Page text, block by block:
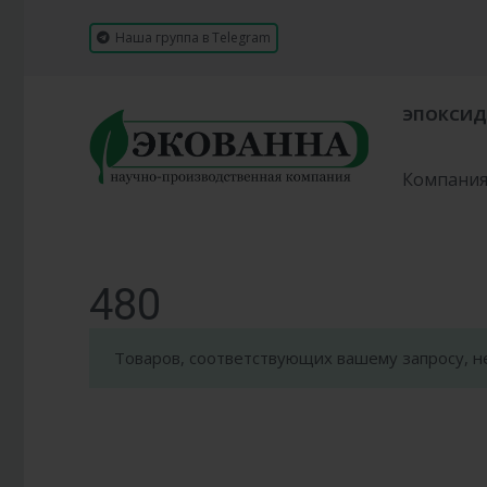
Наша группа в Telegram
Компания
480
Товаров, соответствующих вашему запросу,